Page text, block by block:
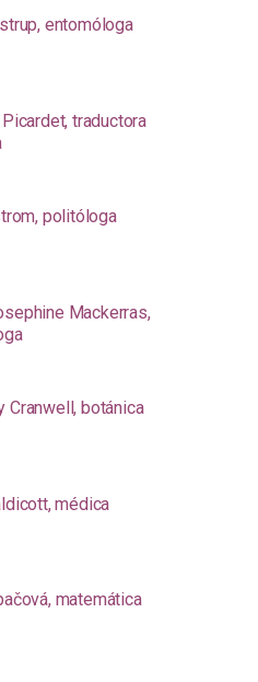
entomóloga
traductora
politóloga
Mackerras,
Cranwell, botánica
médica
matemática